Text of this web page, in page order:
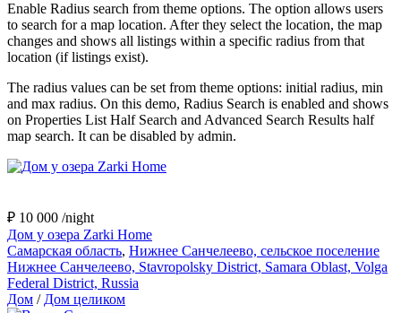
Enable Radius search from theme options. The option allows users
to search for a map location. After they select the location, the map
changes and shows all listings within a specific radius from that
location (if listings exist).
The radius values can be set from theme options: initial radius, min
and max radius. On this demo, Radius Search is enabled and shows
on Properties List Half Search and Advanced Search Results half
map search. It can be disabled by admin.
₽ 10 000 /night
Дом у озера Zarki Home
Самарская область, Нижнее Санчелеево, сельское поселение
Нижнее Санчелеево, Stavropolsky District, Samara Oblast, Volga
Federal District, Russia
Дом / Дом целиком